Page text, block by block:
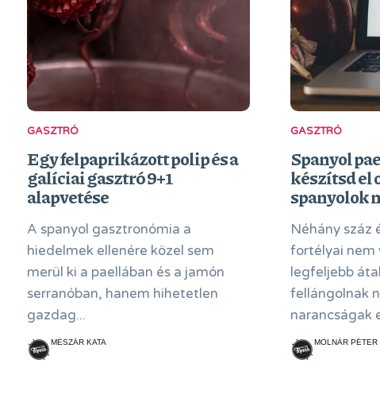
GASZTRÓ
Egy felpaprikázott polip és a
galíciai gasztró 9+1
alapvetése
A spanyol gasztronómia a
hiedelmek ellenére közel sem
merül ki a paellában és a jamón
serranóban, hanem hihetetlen
gazdag...
MÉSZÁR KATA
GASZTRÓ
Spanyol
készítsd el
spanyolok
Néhány száz
fortélyai nem
legfeljebb
fellángolnak
narancságak
MOLNÁR PÉTER